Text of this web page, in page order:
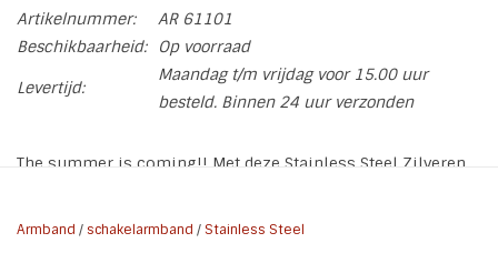
Artikelnummer:
AR 61101
Beschikbaarheid:
Op voorraad
Levertijd:
Maandag t/m vrijdag voor 15.00 uur
besteld. Binnen 24 uur verzonden
The summer is coming!! Met deze Stainless Steel Zilveren
trends. Stainless steel, ook wel roestvast staal of edelstaal
Armband /schakelarmband / Stainless Steel